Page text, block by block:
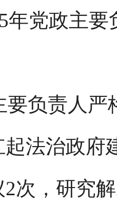
年党政主
要负责人
法治政府
2次，研究